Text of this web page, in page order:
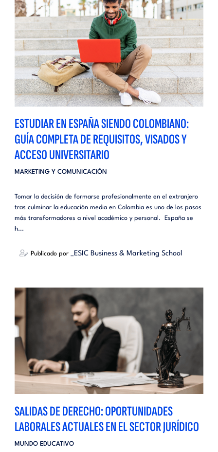
ESTUDIAR EN ESPAÑA SIENDO COLOMBIANO:
GUÍA COMPLETA DE REQUISITOS, VISADOS Y
ACCESO UNIVERSITARIO
MARKETING Y COMUNICACIÓN
Tomar la decisión de formarse profesionalmente en el extranjero
tras culminar la educación media en Colombia es uno de los pasos
más transformadores a nivel académico y personal. España se
h...
Publicado por _ESIC Business & Marketing School
SALIDAS DE DERECHO: OPORTUNIDADES
LABORALES ACTUALES EN EL SECTOR JURÍDICO
MUNDO EDUCATIVO